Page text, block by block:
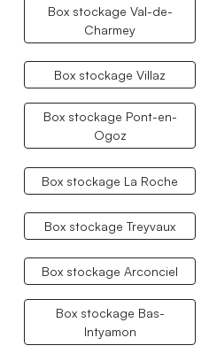
Box stockage Val-de-
Charmey
Box stockage Villaz
Box stockage Pont-en-
Ogoz
Box stockage La Roche
Box stockage Treyvaux
Box stockage Arconciel
Box stockage Bas-
Intyamon